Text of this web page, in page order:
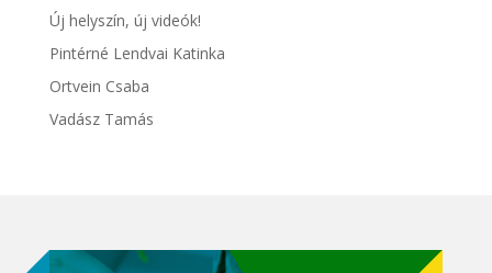
Új helyszín, új videók!
Pintérné Lendvai Katinka
Ortvein Csaba
Vadász Tamás